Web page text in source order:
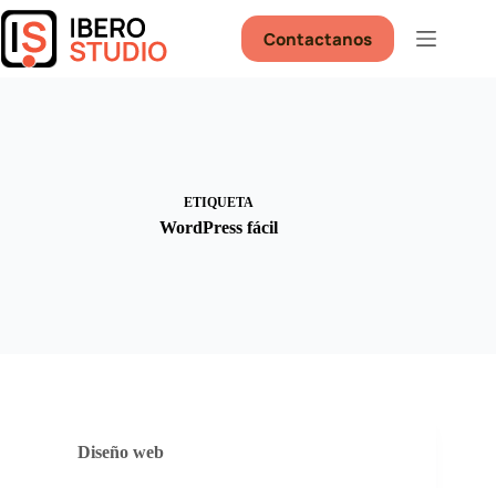
Saltar
al
contenido
Contactanos
ETIQUETA
WordPress fácil
Diseño web